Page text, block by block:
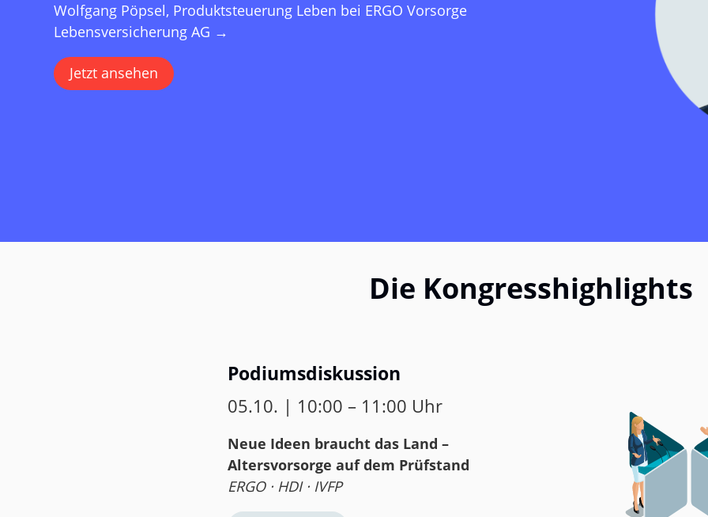
Wolfgang Pöpsel, Produktsteuerung Leben bei ERGO Vorsorge
Lebensversicherung AG →
Jetzt ansehen
Die Kongresshighlights
Podiumsdiskussion
05.10. | 10:00 – 11:00 Uhr
Neue Ideen braucht das Land –
Altersvorsorge auf dem Prüfstand
ERGO · HDI · IVFP